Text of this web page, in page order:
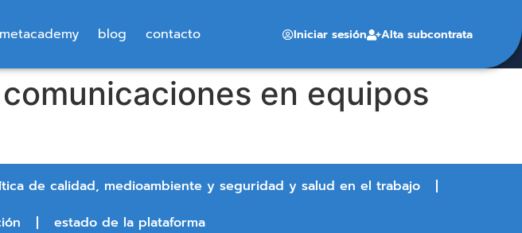
metacademy blog contacto Iniciar sesión Alta subcontrata
en equipos
de calidad, medioambiente y seguridad y salud en el trabajo
estado de la plataforma